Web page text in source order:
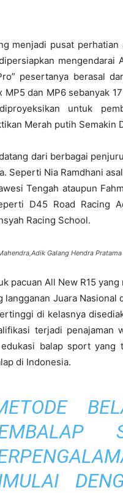
menjadi pusat
mengendarai
pesertanya berasal
MP5 dan MP6 sebanyak
untuk
Merah putih Semakin
dari berbagai
Seperti Nia Ramdhani
Tengah ataupun
D45 Road Racing
Racing School.
Galang Hendra Pratama
pacuan All New R15
langganan Juara
di kelasnya
terjadi penajaman
balap sport yang
di Indonesia.